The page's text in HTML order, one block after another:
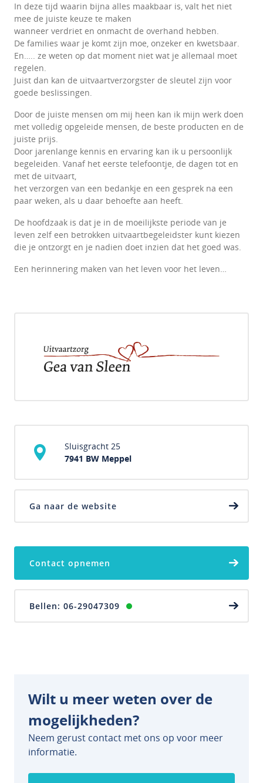
Home
Over ons
Nieuws
Sluisgracht 25
7941 BW Meppel
Ga naar de website
Contact opnemen
Bellen: 06-29047309
In deze tijd waarin bijna alles maakbaar is, valt het niet
mee de juiste keuze te maken
wanneer verdriet en onmacht de overhand hebben.
De families waar je komt zijn moe, onzeker en kwetsbaar.
En….. ze weten op dat moment niet wat je allemaal moet
regelen.
Juist dan kan de uitvaartverzorgster de sleutel zijn voor
goede beslissingen.
Door de juiste mensen om mij heen kan ik mijn werk doen
met volledig opgeleide mensen, de beste producten en de
juiste prijs.
Door jarenlange kennis en ervaring kan ik u persoonlijk
begeleiden. Vanaf het eerste telefoontje, de dagen tot en
met de uitvaart,
het verzorgen van een bedankje en een gesprek na een
paar weken, als u daar behoefte aan heeft.
De hoofdzaak is dat je in de moeilijkste periode van je
leven zelf een betrokken uitvaartbegeleidster kunt kiezen
die je ontzorgt en je nadien doet inzien dat het goed was.
Een herinnering maken van het leven voor het leven…
Wilt u meer weten over de
mogelijkheden?
Neem gerust contact met ons op voor meer
informatie.